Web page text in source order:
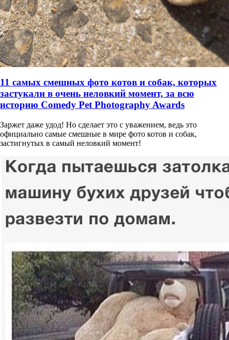
11 самых смешных фото котов и собак, которых
застукали в очень неловкий момент, за всю
историю Comedy Pet Photography Awards
Заржет даже удод! Но сделает это с уважением, ведь это
официально самые смешные в мире фото котов и собак,
застигнутых в самый неловкий момент!